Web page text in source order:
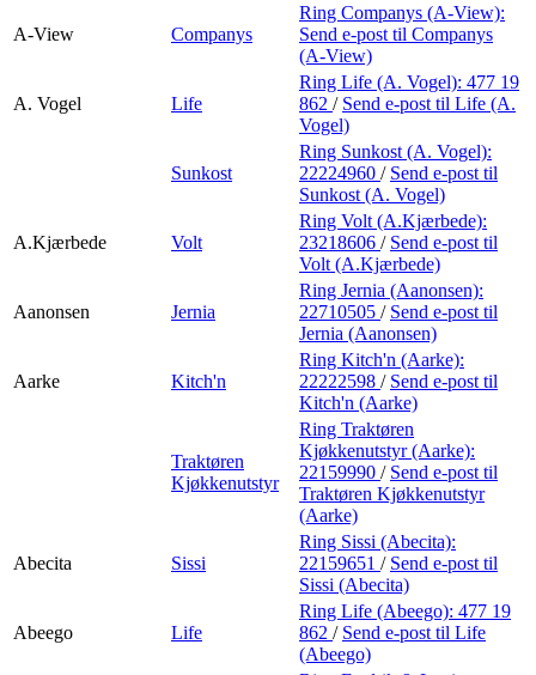
Magasin
A-View Companys
Ring Companys (A-View):
Send e-post til Companys
(A-View)
A. Vogel Life
Ring Life (A. Vogel): 477 19
862 / Send e-post til Life (A.
Vogel)
Sunkost
Ring Sunkost (A. Vogel):
22224960 / Send e-post til
Sunkost (A. Vogel)
A.Kjærbede Volt
Ring Volt (A.Kjærbede):
23218606 / Send e-post til
Volt (A.Kjærbede)
Aanonsen Jernia
Ring Jernia (Aanonsen):
22710505 / Send e-post til
Jernia (Aanonsen)
Aarke Kitch'n
Ring Kitch'n (Aarke):
22222598 / Send e-post til
Kitch'n (Aarke)
Traktøren
Kjøkkenutstyr
Ring Traktøren
Kjøkkenutstyr (Aarke):
22159990 / Send e-post til
Traktøren Kjøkkenutstyr
(Aarke)
Abecita Sissi
Ring Sissi (Abecita):
22159651 / Send e-post til
Sissi (Abecita)
Abeego Life
Ring Life (Abeego): 477 19
862 / Send e-post til Life
(Abeego)